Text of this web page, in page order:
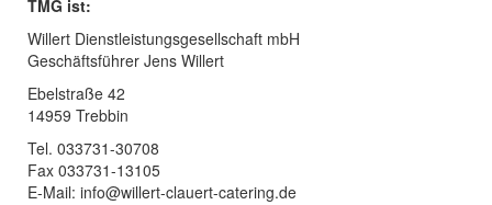
TMG ist:
Willert Dienstleistungsgesellschaft mbH
Geschäftsführer Jens Willert
Ebelstraße 42
14959 Trebbin
Tel. 033731-30708
Fax 033731-13105
E-Mail: info@willert-clauert-catering.de